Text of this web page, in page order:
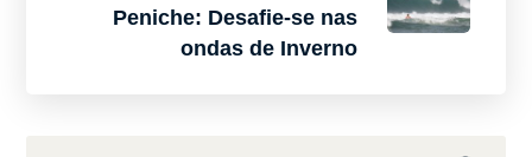
Peniche: Desafie-se nas
ondas de Inverno